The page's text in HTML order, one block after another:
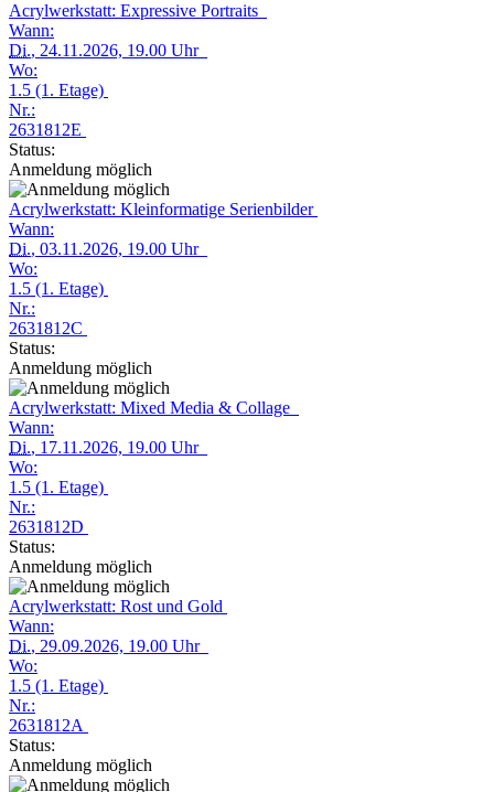
Acrylwerkstatt: Expressive Portraits
Wann:
Di., 24.11.2026, 19.00 Uhr
Wo:
1.5 (1. Etage)
Nr.:
2631812E
Status:
Anmeldung möglich
Acrylwerkstatt: Kleinformatige Serienbilder
Wann:
Di., 03.11.2026, 19.00 Uhr
Wo:
1.5 (1. Etage)
Nr.:
2631812C
Status:
Anmeldung möglich
Acrylwerkstatt: Mixed Media & Collage
Wann:
Di., 17.11.2026, 19.00 Uhr
Wo:
1.5 (1. Etage)
Nr.:
2631812D
Status:
Anmeldung möglich
Acrylwerkstatt: Rost und Gold
Wann:
Di., 29.09.2026, 19.00 Uhr
Wo:
1.5 (1. Etage)
Nr.:
2631812A
Status:
Anmeldung möglich